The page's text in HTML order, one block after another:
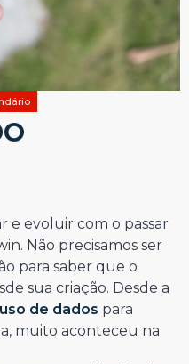
e evoluir com o passar
Não precisamos ser
para saber que o
sua criação. Desde a
uso de dados para
muito aconteceu na